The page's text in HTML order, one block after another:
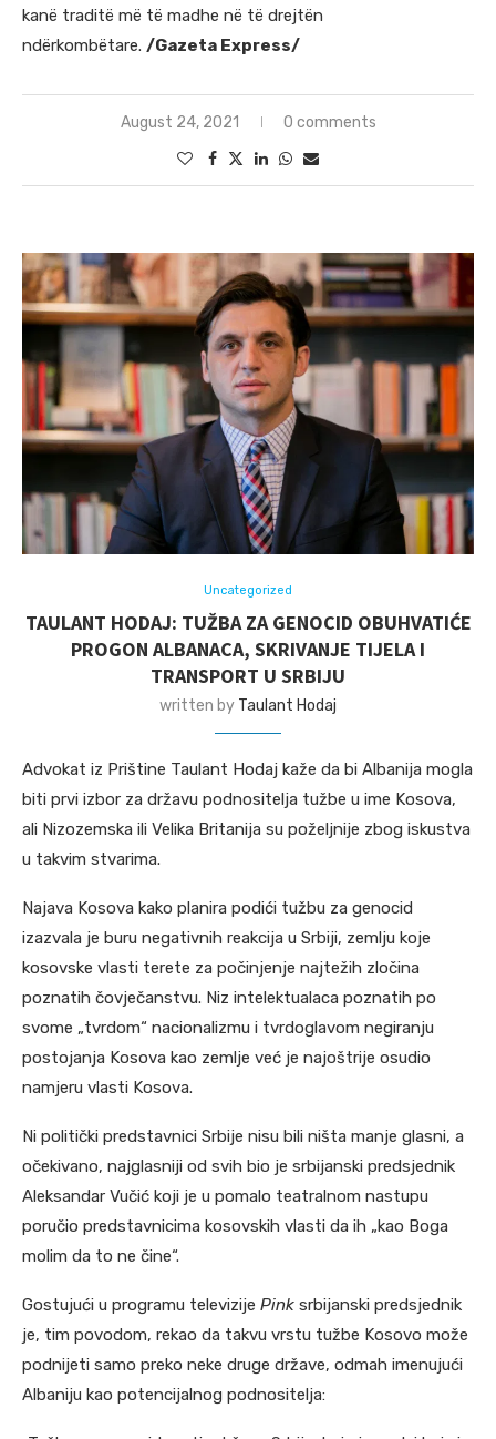
kanë traditë më të madhe në të drejtën
ndërkombëtare. /Gazeta Express/
August 24, 2021 0 comments
Uncategorized
TAULANT HODAJ: TUŽBA ZA GENOCID OBUHVATIĆE
PROGON ALBANACA, SKRIVANJE TIJELA I
TRANSPORT U SRBIJU
written by Taulant Hodaj
Advokat iz Prištine Taulant Hodaj kaže da bi Albanija mogla
biti prvi izbor za državu podnositelja tužbe u ime Kosova,
ali Nizozemska ili Velika Britanija su poželjnije zbog iskustva
u takvim stvarima.
Najava Kosova kako planira podići tužbu za genocid
izazvala je buru negativnih reakcija u Srbiji, zemlju koje
kosovske vlasti terete za počinjenje najtežih zločina
poznatih čovječanstvu. Niz intelektualaca poznatih po
svome „tvrdom“ nacionalizmu i tvrdoglavom negiranju
postojanja Kosova kao zemlje već je najoštrije osudio
namjeru vlasti Kosova.
Ni politički predstavnici Srbije nisu bili ništa manje glasni, a
očekivano, najglasniji od svih bio je srbijanski predsjednik
Aleksandar Vučić koji je u pomalo teatralnom nastupu
poručio predstavnicima kosovskih vlasti da ih „kao Boga
molim da to ne čine“.
Gostujući u programu televizije Pink srbijanski predsjednik
je, tim povodom, rekao da takvu vrstu tužbe Kosovo može
podnijeti samo preko neke druge države, odmah imenujući
Albaniju kao potencijalnog podnositelja: